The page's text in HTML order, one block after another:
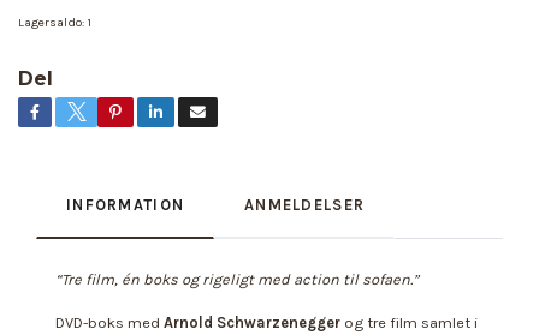
Lagersaldo: 1
Del
INFORMATION ANMELDELSER
“Tre film, én boks og rigeligt med action til sofaen.”
DVD-boks med Arnold Schwarzenegger og tre film samlet i